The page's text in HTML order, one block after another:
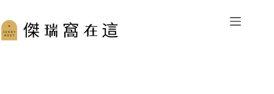
至
主